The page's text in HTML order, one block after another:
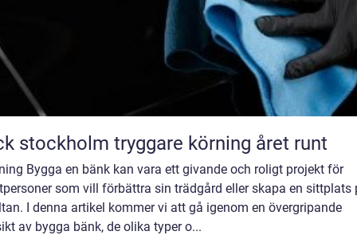
Däck stockholm tryggare körning året runt
Bygga en bänk kan vara ett givande och roligt projekt för
som vill förbättra sin trädgård eller skapa en sittplats
I denna artikel kommer vi att gå igenom en övergripande
av bygga bänk, de olika typer o...